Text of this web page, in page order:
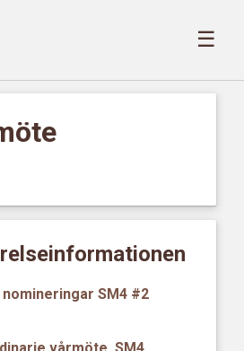
☰
SM4 #2